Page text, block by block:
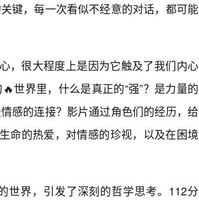
键，每一次看似不经意的对话，都可能
，很大程度上是因为它触及了我们内心
世界里，什么是真正的“强”？是力量的
感的连接？影片通过角色们的经历，给
命的热爱，对情感的珍视，以及在困境
世界，引发了深刻的哲学思考。112分